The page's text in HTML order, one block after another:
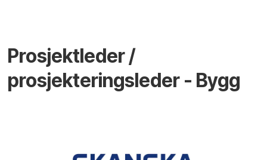
Prosjektleder /
prosjekteringsleder - Bygg